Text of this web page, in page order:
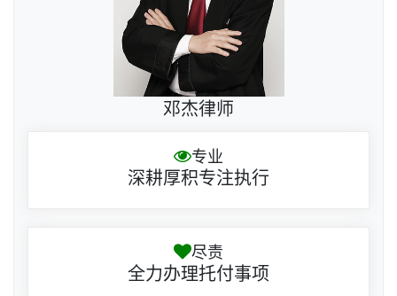
邓杰律师
专业
深耕厚积专注执行
尽责
全力办理托付事项